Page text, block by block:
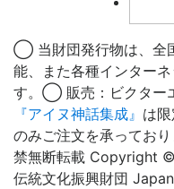
◯ 当財団発行物は、全
能、また各種インター
す。◯ 販売：ビクター
『アイヌ神話集成』 は
のみご注文を承っており
禁無断転載 Copyright
伝統文化振興財団